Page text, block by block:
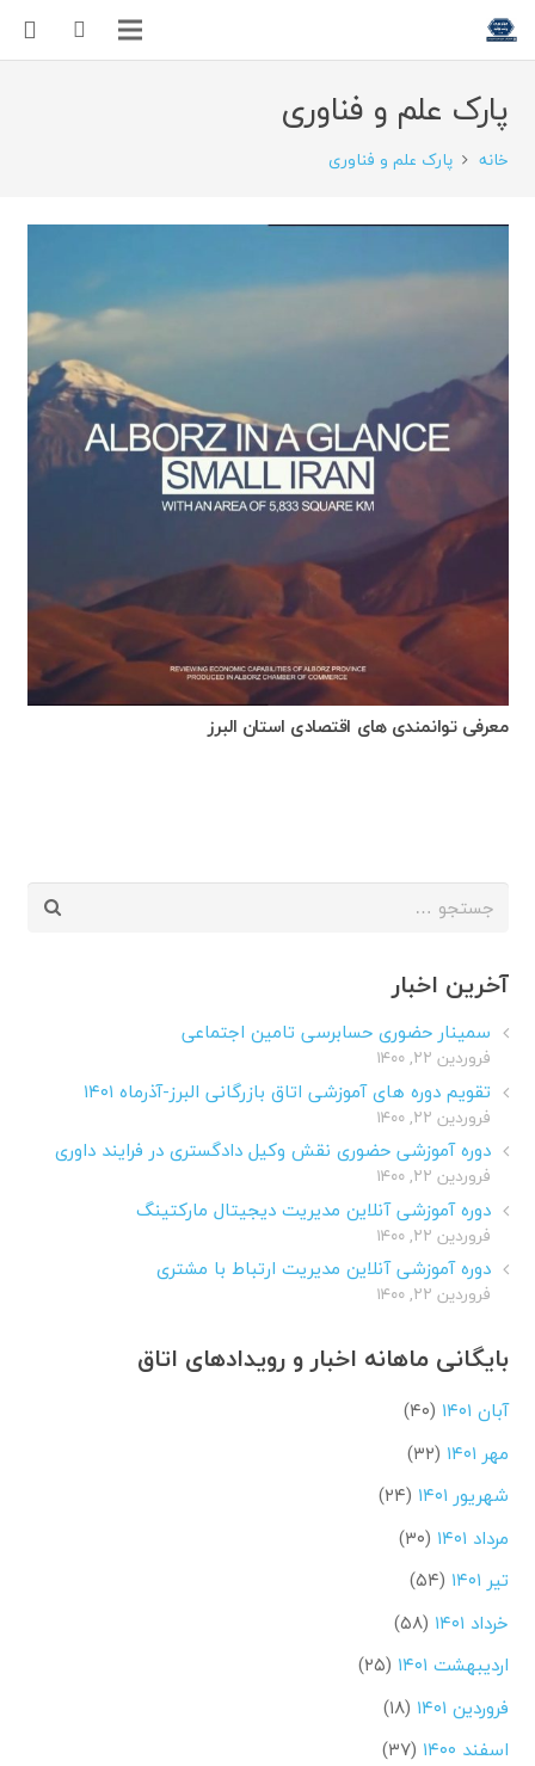
پارک علم و فناوری
خانه پارک علم و فناوری
معرفی توانمندی های اقتصادی استان البرز
جستجو
آخرین اخبار
سمینار حضوری حسابرسی تامین اجتماعی
فروردین ۲۲, ۱۴۰۰
تقویم دوره های آموزشی اتاق بازرگانی البرز-آذرماه ۱۴۰۱
فروردین ۲۲, ۱۴۰۰
دوره آموزشی حضوری نقش وکیل دادگستری در فرایند داوری
فروردین ۲۲, ۱۴۰۰
دوره آموزشی آنلاین مدیریت دیجیتال مارکتینگ
فروردین ۲۲, ۱۴۰۰
دوره آموزشی آنلاین مدیریت ارتباط با مشتری
فروردین ۲۲, ۱۴۰۰
بایگانی ماهانه اخبار و رویدادهای اتاق
آبان ۱۴۰۱
(۴۰)
مهر ۱۴۰۱
(۳۲)
شهریور ۱۴۰۱
(۲۴)
مرداد ۱۴۰۱
(۳۰)
تیر ۱۴۰۱
(۵۴)
خرداد ۱۴۰۱
(۵۸)
اردیبهشت ۱۴۰۱
(۲۵)
فروردین ۱۴۰۱
(۱۸)
اسفند ۱۴۰۰
(۳۷)